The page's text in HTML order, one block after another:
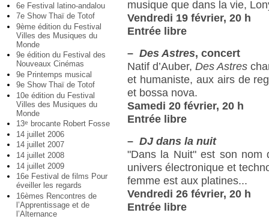
6e Festival latino-andalou
7e Show Thaï de Totof
9ème édition du Festival
Villes des Musiques du
Monde
9e édition du Festival des
Nouveaux Cinémas
9e Printemps musical
9e Show Thaï de Totof
10e édition du Festival
Villes des Musiques du
Monde
13e
brocante Robert Fosse
14 juillet 2006
14 juillet 2007
14 juillet 2008
14 juillet 2009
16e Festival de films Pour
éveiller les regards
16èmes Rencontres de
l’Apprentissage et de
l’Alternance
musique que dans la vie,
Vendredi 19 février, 20 h
Entrée libre
– Des Astres, concert
Natif d’Auber,Des Astres
et humaniste, aux airs de
et bossa nova.
Samedi 20 février, 20 h
Entrée libre
– DJ dans la nuit
"Dans la Nuit" est son nom
univers électronique et
femme est aux platines...
Vendredi 26 février, 20 h
Entrée libre